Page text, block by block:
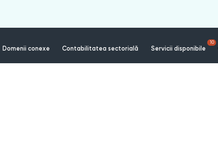
Domenii conexe Contabilitatea sectorială Servicii disponibile
10